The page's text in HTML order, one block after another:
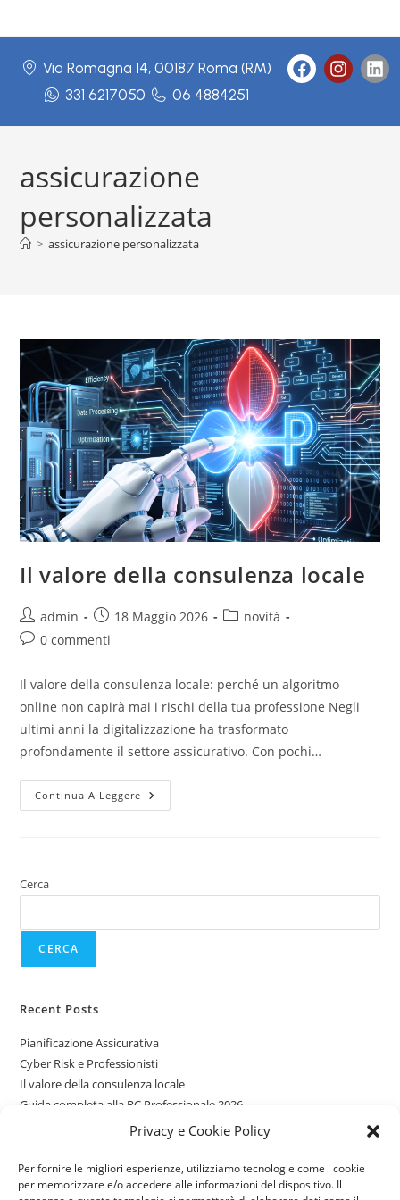
Privacy e Cookie Policy
Per fornire le migliori esperienze, utilizziamo tecnologie come i cookie
per memorizzare e/o accedere alle informazioni del dispositivo. Il
Via Romagna 14, 00187 Roma (RM)
331 6217050
06 4884251
assicurazione
personalizzata
> assicurazione personalizzata
Il valore della consulenza locale
admin 18 Maggio 2026
novità
0 commenti
Il valore della consulenza locale: perché un algoritmo
online non capirà mai i rischi della tua professione Negli
ultimi anni la digitalizzazione ha trasformato
profondamente il settore assicurativo. Con pochi…
Continua A Leggere
Cerca
CERCA
Recent Posts
Pianificazione Assicurativa
Cyber Risk e Professionisti
Il valore della consulenza locale
Guida completa alla RC Professionale 2026
Assicurazioni per giovani guidatori
Recent Comments